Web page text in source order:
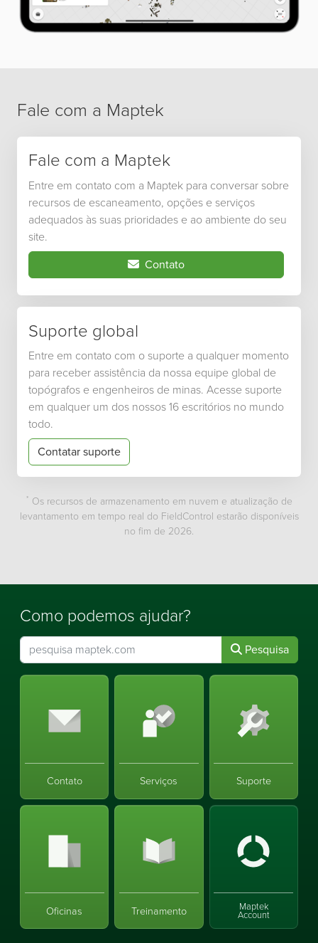
Fale com a Maptek
Fale com a Maptek
Entre em contato com a Maptek para conversar sobre
recursos de escaneamento, opções e serviços
adequados às suas prioridades e ao ambiente do seu
site.
Contato
Suporte global
Entre em contato com o suporte a qualquer momento
para receber assistência da nossa equipe global de
topógrafos e engenheiros de minas. Acesse suporte
em qualquer um dos nossos 16 escritórios no mundo
todo.
Contatar suporte
* Os recursos de armazenamento em nuvem e atualização de
levantamento em tempo real do FieldControl estarão disponíveis
no fim de 2026.
Como podemos ajudar?
Pesquisa
Contato Serviços Suporte
Oficinas Treinamento Maptek
Account